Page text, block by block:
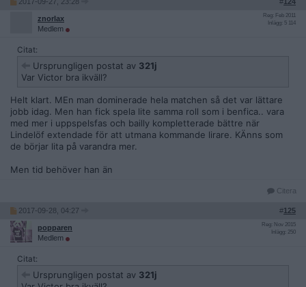
2017-09-27, 23:28 #124
znorlax
Medlem
Reg: Feb 2011
Inlägg: 5 114
Citat:
Ursprungligen postat av 321j
Var Victor bra ikväll?
Helt klart. MEn man dominerade hela matchen så det var lättare
jobb idag. Men han fick spela lite samma roll som i benfica.. vara
med mer i uppspelsfas och bailly kompletterade bättre när
Lindelöf extendade för att utmana kommande lirare. KÄnns som
de börjar lita på varandra mer.
Men tid behöver han än
Citera
2017-09-28, 04:27 #125
popparen
Medlem
Reg: Nov 2015
Inlägg: 250
Citat:
Ursprungligen postat av 321j